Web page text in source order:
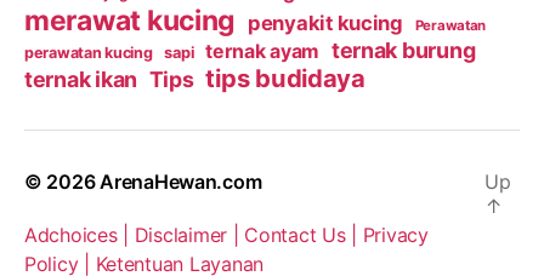
merawat kucing penyakit kucing Perawatan
perawatan kucing sapi ternak ayam ternak burung
ternak ikan Tips tips budidaya
© 2026ArenaHewan.com
Adchoices | Disclaimer | Contact Us | Privacy
Policy | Ketentuan Layanan
Up
↑